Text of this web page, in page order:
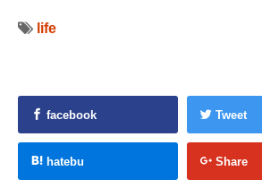
life
facebook Tweet
hatebu Share